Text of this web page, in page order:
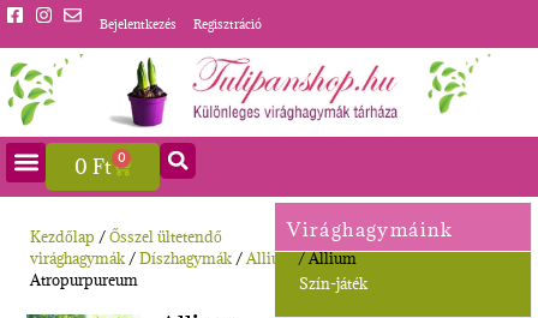
Bejelentkezés Regisztráció
0 Ft 0
Virághagymáink
Szín-játék
Kezdőlap /Ősszel ültetendő
virághagymák/Díszhagymák/Allium/ Allium
Atropurpureum